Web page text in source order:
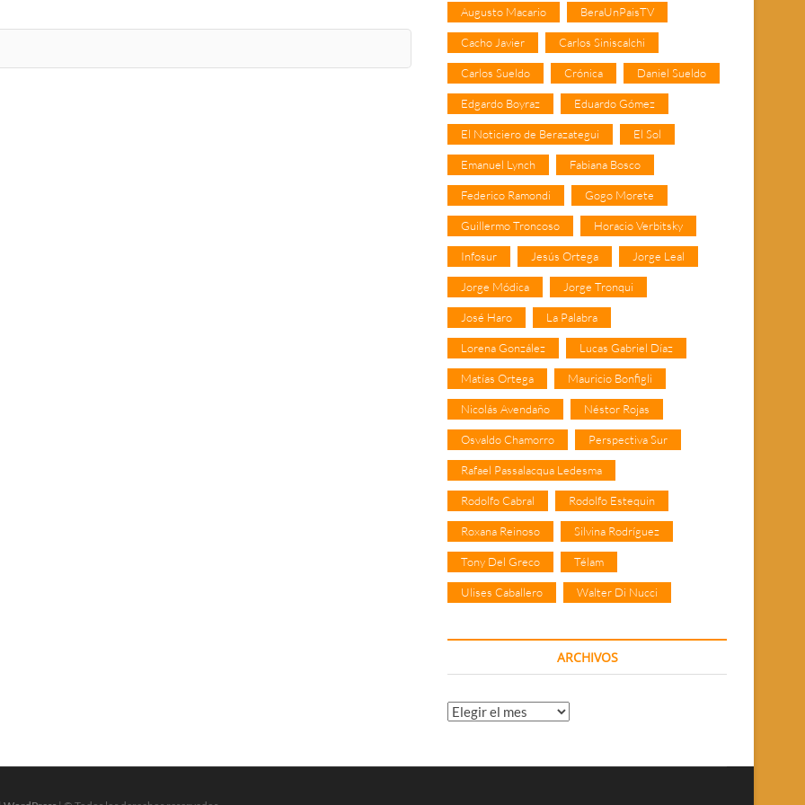
Augusto Macario BeraUnPaisTV
Cacho Javier Carlos Siniscalchi
Carlos Sueldo Crónica Daniel Sueldo
Edgardo Boyraz Eduardo Gómez
El Noticiero de Berazategui El Sol
Emanuel Lynch Fabiana Bosco
Federico Ramondi Gogo Morete
Guillermo Troncoso Horacio Verbitsky
Infosur Jesús Ortega Jorge Leal
Jorge Módica Jorge Tronqui
José Haro La Palabra
Lorena González Lucas Gabriel Díaz
Matías Ortega Mauricio Bonfigli
Nicolás Avendaño Néstor Rojas
Osvaldo Chamorro Perspectiva Sur
Rafael Passalacqua Ledesma
Rodolfo Cabral Rodolfo Estequin
Roxana Reinoso Silvina Rodríguez
Tony Del Greco Télam
Ulises Caballero Walter Di Nucci
ARCHIVOS
Archivos